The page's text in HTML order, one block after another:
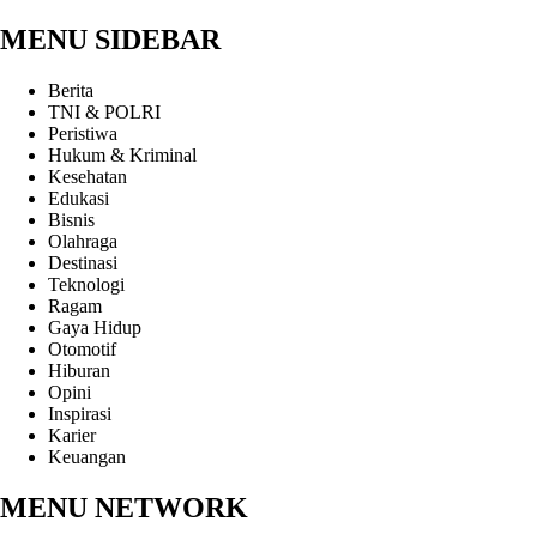
MENU SIDEBAR
Berita
TNI & POLRI
Peristiwa
Hukum & Kriminal
Kesehatan
Edukasi
Bisnis
Olahraga
Destinasi
Teknologi
Ragam
Gaya Hidup
Otomotif
Hiburan
Opini
Inspirasi
Karier
Keuangan
MENU NETWORK